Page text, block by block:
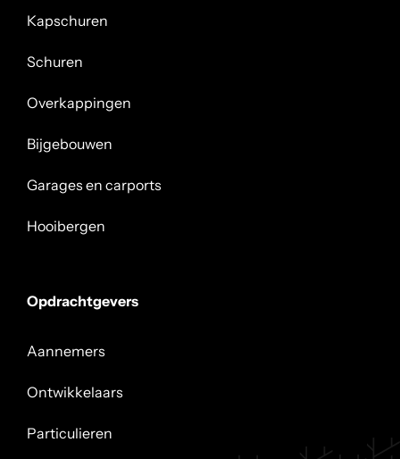
Kapschuren
Schuren
Overkappingen
Bijgebouwen
Garages en carports
Hooibergen
Opdrachtgevers
Aannemers
Ontwikkelaars
Particulieren